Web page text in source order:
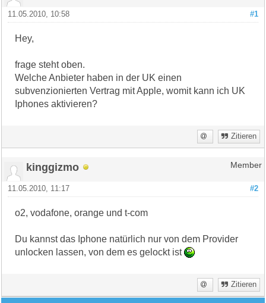
#1
11.05.2010, 10:58
Hey,
frage steht oben.
Welche Anbieter haben in der UK einen
subvenzionierten Vertrag mit Apple, womit kann ich UK
Iphones aktivieren?
Zitieren
kinggizmo Member
#2
11.05.2010, 11:17
o2, vodafone, orange und t-com
Du kannst das Iphone natürlich nur von dem Provider
unlocken lassen, von dem es gelockt ist
Zitieren